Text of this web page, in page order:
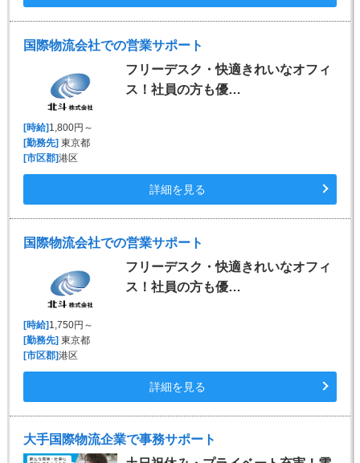
国際物流会社での営業サポート
フリーデスク・快適きれいなオフィ
ス！社員の方も優…
[時給]1,800円～
[勤務先]東京都
[市区郡]港区
詳細を見る
国際物流会社での営業サポート
フリーデスク・快適きれいなオフィ
ス！社員の方も優…
[時給]1,750円～
[勤務先]東京都
[市区郡]港区
詳細を見る
大手国際物流企業で事務サポート